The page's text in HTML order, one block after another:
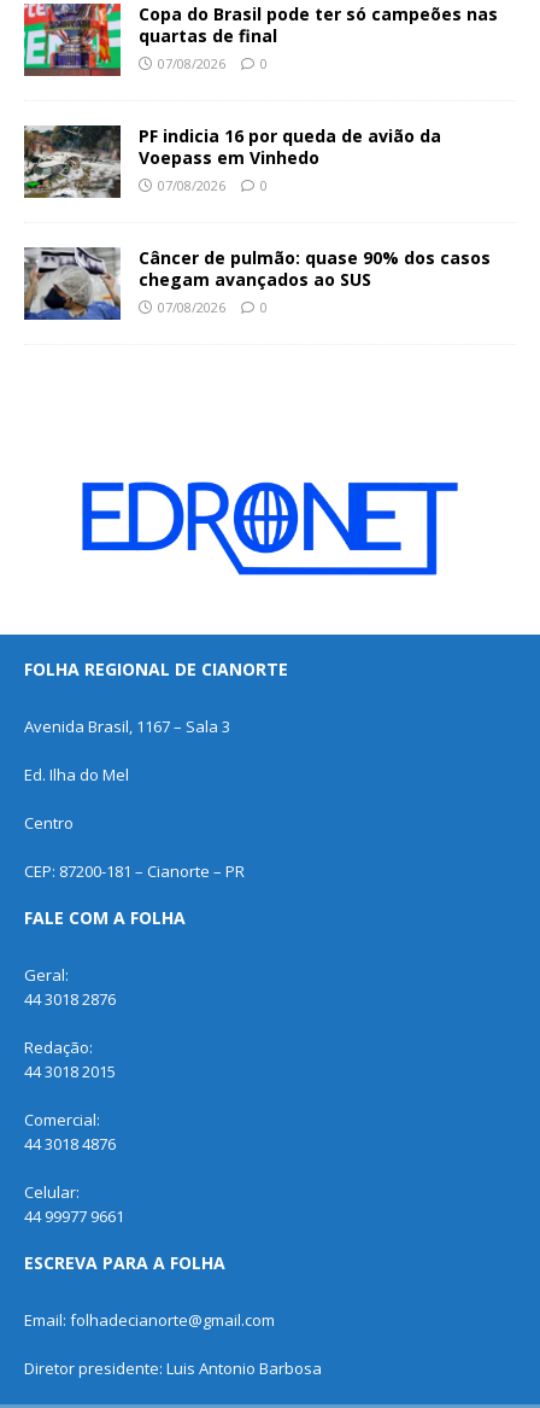
Copa do Brasil pode ter só campeões nas
quartas de final
07/08/2026 0
PF indicia 16 por queda de avião da
Voepass em Vinhedo
07/08/2026 0
Câncer de pulmão: quase 90% dos casos
chegam avançados ao SUS
07/08/2026 0
FOLHA REGIONAL DE CIANORTE
Avenida Brasil, 1167 – Sala 3
Ed. Ilha do Mel
Centro
CEP: 87200-181 – Cianorte – PR
FALE COM A FOLHA
Geral:
44 3018 2876
Redação:
44 3018 2015
Comercial:
44 3018 4876
Celular:
44 99977 9661
ESCREVA PARA A FOLHA
Email: folhadecianorte@gmail.com
Diretor presidente: Luis Antonio Barbosa